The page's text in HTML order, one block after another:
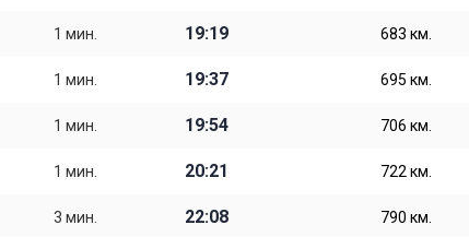
1 мин. 19:19 683 км.
1 мин. 19:37 695 км.
1 мин. 19:54 706 км.
1 мин. 20:21 722 км.
3 мин. 22:08 790 км.